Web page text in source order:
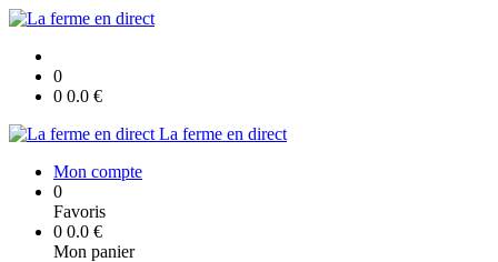
0
0 0.0 €
La ferme en direct
Mon compte
0
Favoris
0 0.0 €
Mon panier